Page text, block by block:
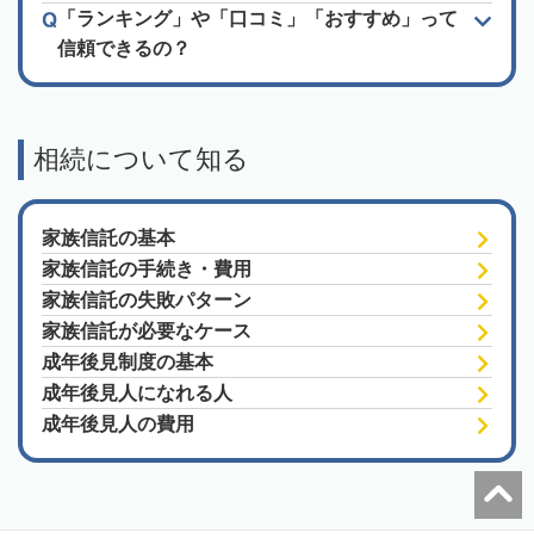
「ランキング」や「口コミ」「おすすめ」って
信頼できるの？
相続について知る
家族信託の基本
家族信託の手続き・費用
家族信託の失敗パターン
家族信託が必要なケース
成年後見制度の基本
成年後見人になれる人
成年後見人の費用